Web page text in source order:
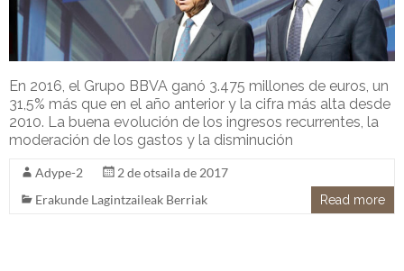
En 2016, el Grupo BBVA ganó 3.475 millones de euros, un
31,5% más que en el año anterior y la cifra más alta desde
2010. La buena evolución de los ingresos recurrentes, la
moderación de los gastos y la disminución
Adype-2
2 de otsaila de 2017
Erakunde Lagintzaileak Berriak
Read more